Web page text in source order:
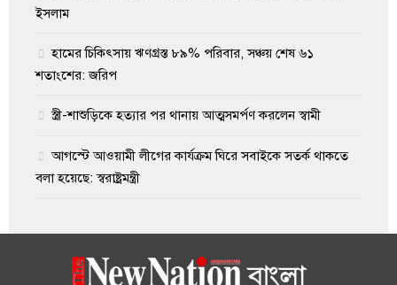
ইসলাম
হামের চিকিৎসায় ঋণগ্রস্ত ৮৯% পরিবার, সঞ্চয় শেষ ৬১
শতাংশের: জরিপ
স্ত্রী-শাশুড়িকে হত্যার পর থানায় আত্মসমর্পণ করলেন স্বামী
আগস্টে আওয়ামী লীগের কার্যক্রম ঘিরে সবাইকে সতর্ক থাকতে
বলা হয়েছে: স্বরাষ্ট্রমন্ত্রী